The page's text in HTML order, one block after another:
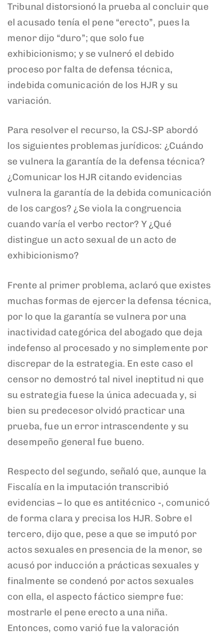
Tribunal distorsionó la prueba al concluir que
el acusado tenía el pene “erecto”, pues la
menor dijo “duro”; que solo fue
exhibicionismo; y se vulneró el debido
proceso por falta de defensa técnica,
indebida comunicación de los HJR y su
variación.
Para resolver el recurso, la CSJ-SP abordó
los siguientes problemas jurídicos: ¿Cuándo
se vulnera la garantía de la defensa técnica?
¿Comunicar los HJR citando evidencias
vulnera la garantía de la debida comunicación
de los cargos? ¿Se viola la congruencia
cuando varía el verbo rector? Y ¿Qué
distingue un acto sexual de un acto de
exhibicionismo?
Frente al primer problema, aclaró que existes
muchas formas de ejercer la defensa técnica,
por lo que la garantía se vulnera por una
inactividad categórica del abogado que deja
indefenso al procesado y no simplemente por
discrepar de la estrategia. En este caso el
censor no demostró tal nivel ineptitud ni que
su estrategia fuese la única adecuada y, si
bien su predecesor olvidó practicar una
prueba, fue un error intrascendente y su
desempeño general fue bueno.
Respecto del segundo, señaló que, aunque la
Fiscalía en la imputación transcribió
evidencias – lo que es antitécnico -, comunicó
de forma clara y precisa los HJR. Sobre el
tercero, dijo que, pese a que se imputó por
actos sexuales en presencia de la menor, se
acusó por inducción a prácticas sexuales y
finalmente se condenó por actos sexuales
con ella, el aspecto fáctico siempre fue:
mostrarle el pene erecto a una niña.
Entonces, como varió fue la valoración